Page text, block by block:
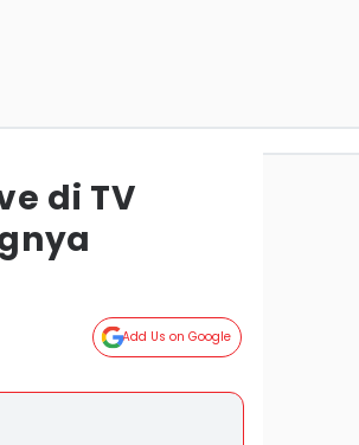
di TV
Add Us on Google